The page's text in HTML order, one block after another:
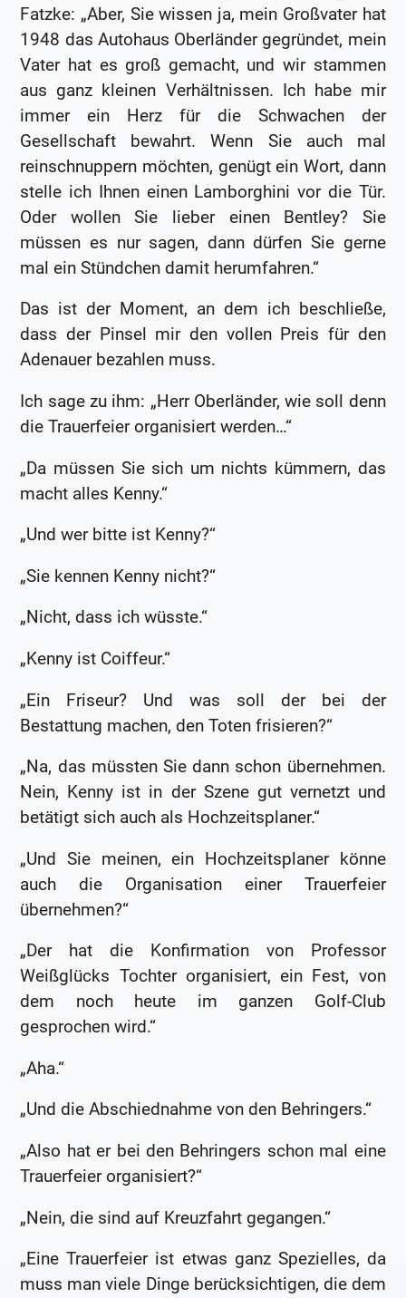
Fatzke: „Aber, Sie wissen ja, mein Großvater hat
1948 das Autohaus Oberländer gegründet, mein
Vater hat es groß gemacht, und wir stammen
aus ganz kleinen Verhältnissen. Ich habe mir
immer ein Herz für die Schwachen der
Gesellschaft bewahrt. Wenn Sie auch mal
reinschnuppern möchten, genügt ein Wort, dann
stelle ich Ihnen einen Lamborghini vor die Tür.
Oder wollen Sie lieber einen Bentley? Sie
müssen es nur sagen, dann dürfen Sie gerne
mal ein Stündchen damit herumfahren.“
Das ist der Moment, an dem ich beschließe,
dass der Pinsel mir den vollen Preis für den
Adenauer bezahlen muss.
Ich sage zu ihm: „Herr Oberländer, wie soll denn
die Trauerfeier organisiert werden…“
„Da müssen Sie sich um nichts kümmern, das
macht alles Kenny.“
„Und wer bitte ist Kenny?“
„Sie kennen Kenny nicht?“
„Nicht, dass ich wüsste.“
„Kenny ist Coiffeur.“
„Ein Friseur? Und was soll der bei der
Bestattung machen, den Toten frisieren?“
„Na, das müssten Sie dann schon übernehmen.
Nein, Kenny ist in der Szene gut vernetzt und
betätigt sich auch als Hochzeitsplaner.“
„Und Sie meinen, ein Hochzeitsplaner könne
auch die Organisation einer Trauerfeier
übernehmen?“
„Der hat die Konfirmation von Professor
Weißglücks Tochter organisiert, ein Fest, von
dem noch heute im ganzen Golf-Club
gesprochen wird.“
„Aha.“
„Und die Abschiednahme von den Behringers.“
„Also hat er bei den Behringers schon mal eine
Trauerfeier organisiert?“
„Nein, die sind auf Kreuzfahrt gegangen.“
„Eine Trauerfeier ist etwas ganz Spezielles, da
muss man viele Dinge berücksichtigen, die dem